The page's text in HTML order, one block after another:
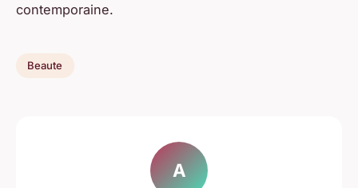
contemporaine.
Beaute
A